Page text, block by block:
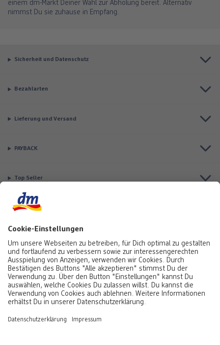
einem dm-Markt Deiner Wahl zur Abholung bereit. Alternativ
nimmst Du sie zuhause in Empfang.
Sicherheit und Datenschutz
Bezahlarten
Lieferung und Versand
PAYBACK
Top Seller
Aktuell besonders beliebt
Informationen
Rufe uns gerne an:0441 18131903 Montag bis Samstag: 8:00 – 20:00 Uhr,
Sonntag: 10:00 - 18:00 Uhr
service@foto.dm.de